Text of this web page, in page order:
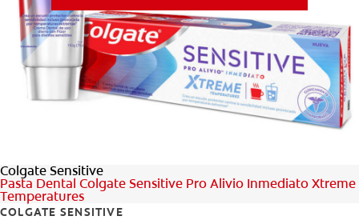
CHEQUEO DE SALUD BUCAL
CORRESPONDENCIA DE PRODUCTOS
Colgate Sensitive
Pasta Dental Colgate Sensitive Pro Alivio Inmediato Xtreme
Temperatures
COLGATE SENSITIVE